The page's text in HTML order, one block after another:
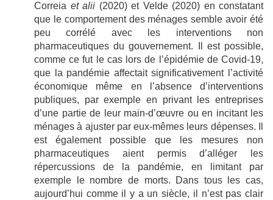
Correia et alii (2020) et Velde (2020) en constatant
que le comportement des ménages semble avoir été
peu corrélé avec les interventions non
pharmaceutiques du gouvernement. Il est possible,
comme ce fut le cas lors de l’épidémie de Covid-19,
que la pandémie affectait significativement l’activité
économique même en l’absence d’interventions
publiques, par exemple en privant les entreprises
d’une partie de leur main-d’œuvre ou en incitant les
ménages à ajuster par eux-mêmes leurs dépenses. Il
est également possible que les mesures non
pharmaceutiques aient permis d’alléger les
répercussions de la pandémie, en limitant par
exemple le nombre de morts. Dans tous les cas,
aujourd’hui comme il y a un siècle, il n’est pas clair